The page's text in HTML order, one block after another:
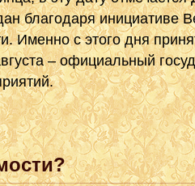
благодаря инициативе
Именно с этого дня
– официальный